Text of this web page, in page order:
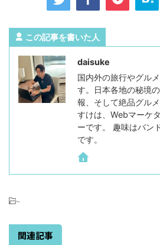
この記事を書いた人
daisuke
国内外の旅行やグル
す。日本各地の秘境
報、そして絶品グル
すけは、Webマーケ
ーです。 趣味はバン
です。
-
関連記事